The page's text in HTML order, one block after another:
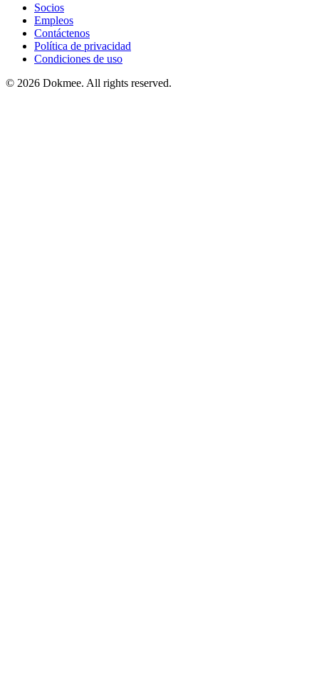
Socios
Empleos
Contáctenos
Política de privacidad
Condiciones de uso
© 2026 Dokmee. All rights reserved.